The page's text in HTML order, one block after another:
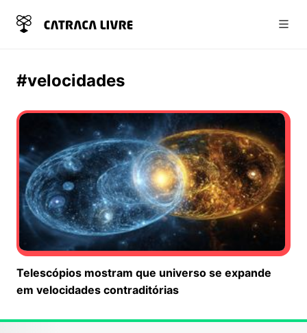
#velocidades
Telescópios mostram que universo se expande
em velocidades contraditórias